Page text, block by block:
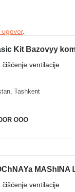
ugovor.
Kit Bazovyy
čišćenje ventilacije
Tashkent
OOO
MAShINA
čišćenje ventilacije